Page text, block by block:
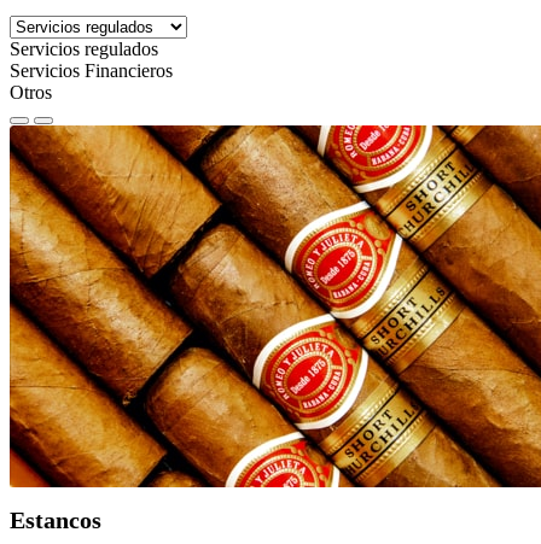
Servicios regulados
Servicios Financieros
Otros
Estancos